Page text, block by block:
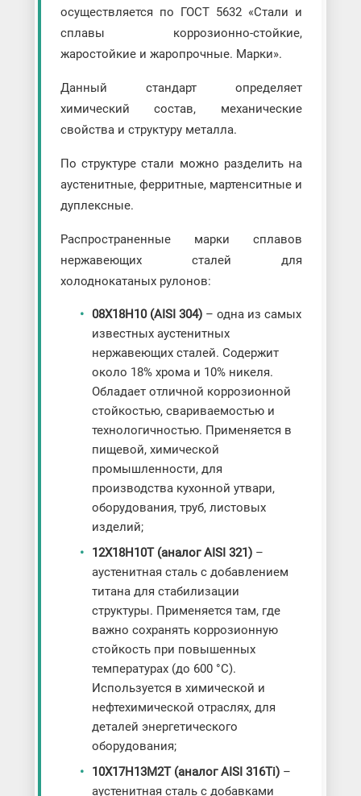
осуществляется по ГОСТ 5632 «Стали и
сплавы коррозионно-стойкие,
жаростойкие и жаропрочные. Марки».
Данный стандарт определяет
химический состав, механические
свойства и структуру металла.
По структуре стали можно разделить на
аустенитные, ферритные, мартенситные и
дуплексные.
Распространенные марки сплавов
нержавеющих сталей для
холоднокатаных рулонов:
08Х18Н10 (AISI 304)– одна из самых
известных аустенитных
нержавеющих сталей. Содержит
около 18% хрома и 10% никеля.
Обладает отличной коррозионной
стойкостью, свариваемостью и
технологичностью. Применяется в
пищевой, химической
промышленности, для
производства кухонной утвари,
оборудования, труб, листовых
изделий;
12Х18Н10Т (аналог AISI 321)–
аустенитная сталь с добавлением
титана для стабилизации
структуры. Применяется там, где
важно сохранять коррозионную
стойкость при повышенных
температурах (до 600 °C).
Используется в химической и
нефтехимической отраслях, для
деталей энергетического
оборудования;
10Х17Н13М2Т (аналог AISI 316Ti)–
аустенитная сталь с добавками